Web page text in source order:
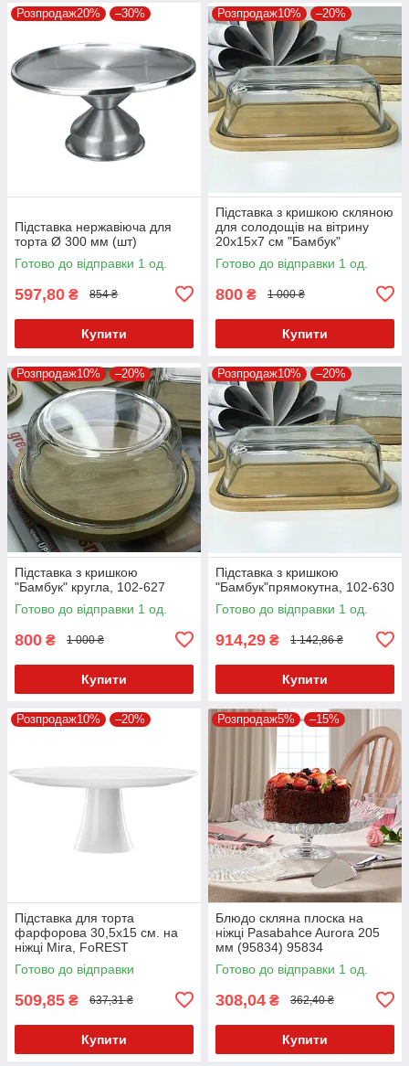
Розпродаж20% –30%
Підставка нержавіюча для
торта Ø 300 мм (шт)
Готово до відправки 1 од.
597,80 ₴ 854 ₴
Купити
Розпродаж10% –20%
Підставка з кришкою скляною
для солодощів на вітрину
20х15х7 см "Бамбук"
прямокутна, 102-629
Готово до відправки 1 од.
800 ₴ 1 000 ₴
Купити
Розпродаж10% –20%
Підставка з кришкою
"Бамбук" кругла, 102-627
Готово до відправки 1 од.
800 ₴ 1 000 ₴
Купити
Розпродаж10% –20%
Підставка з кришкою
"Бамбук"прямокутна, 102-630
Готово до відправки 1 од.
914,29 ₴ 1 142,86 ₴
Купити
Розпродаж10% –20%
Підставка для торта
фарфорова 30,5х15 см. на
ніжці Mira, FoREST
Готово до відправки
509,85 ₴ 637,31 ₴
Купити
Розпродаж5% –15%
Блюдо скляна плоска на
ніжці Pasabahce Aurora 205
мм (95834) 95834
Готово до відправки 1 од.
308,04 ₴ 362,40 ₴
Купити